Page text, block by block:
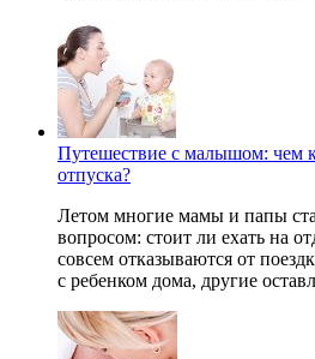
Путешествие с малышом: чем
отпуска?
Летом многие мамы и папы
вопросом: стоит ли ехать на
совсем отказываются от
с ребенком дома, другие